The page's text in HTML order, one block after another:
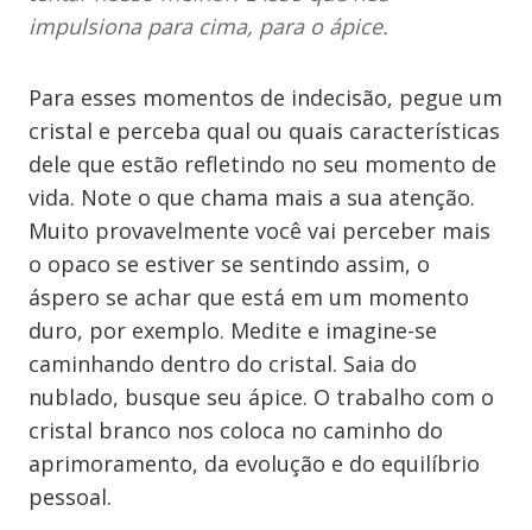
impulsiona para cima, para o ápice.
Para esses momentos de indecisão, pegue um
cristal e perceba qual ou quais características
dele que estão refletindo no seu momento de
vida. Note o que chama mais a sua atenção.
Muito provavelmente você vai perceber mais
o opaco se estiver se sentindo assim, o
áspero se achar que está em um momento
duro, por exemplo. Medite e imagine-se
caminhando dentro do cristal. Saia do
nublado, busque seu ápice. O trabalho com o
cristal branco nos coloca no caminho do
aprimoramento, da evolução e do equilíbrio
pessoal.